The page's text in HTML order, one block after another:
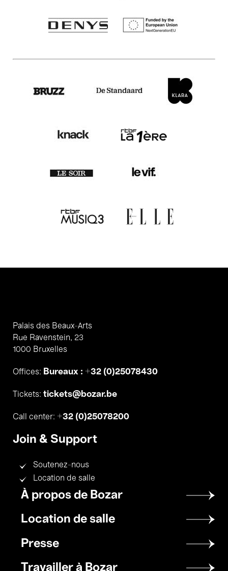
Palais des Beaux-Arts
Rue Ravenstein, 23
1000 Bruxelles
Offices: Bureaux : +32 (0)25078430
Tickets: tickets@bozar.be
Call center: +32 (0)25078200
Join & Support
Soutenez-nous
Location de salle
Footer
menu
À propos de Bozar
Location de salle
Presse
Travailler à Bozar